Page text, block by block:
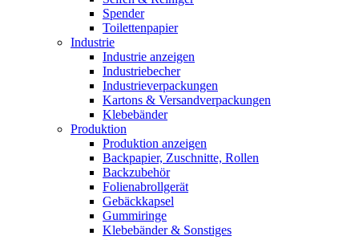
Spender
Toilettenpapier
Industrie
Industrie anzeigen
Industriebecher
Industrieverpackungen
Kartons & Versandverpackungen
Klebebänder
Produktion
Produktion anzeigen
Backpapier, Zuschnitte, Rollen
Backzubehör
Folienabrollgerät
Gebäckkapsel
Gummiringe
Klebebänder & Sonstiges